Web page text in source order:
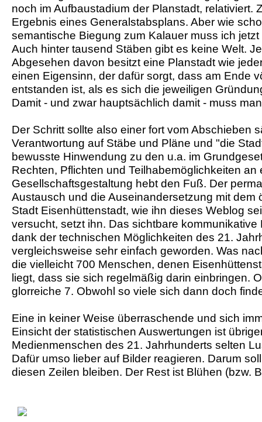
noch im Aufbaustadium der Planstadt, relativiert.
Ergebnis eines Generalstabsplans. Aber wie
semantische Biegung zum Kalauer muss ich
Auch hinter tausend Stäben gibt es keine Welt.
Abgesehen davon besitzt eine Planstadt wie
einen Eigensinn, der dafür sorgt, dass am Ende
entstanden ist, als es sich die jeweiligen
Damit - und zwar hauptsächlich damit - muss
Der Schritt sollte also einer fort vom Abschieben
Verantwortung auf Stäbe und Pläne und "die
bewusste Hinwendung zu den u.a. im
Rechten, Pflichten und Teilhabemöglichkeiten an
Gesellschaftsgestaltung hebt den Fuß. Der
Austausch und die Auseinandersetzung mit dem
Stadt Eisenhüttenstadt, wie ihn dieses Weblog
versucht, setzt ihn. Das sichtbare kommunikative
dank der technischen Möglichkeiten des 21.
vergleichsweise sehr einfach geworden. Was
die vielleicht 700 Menschen, denen
liegt, dass sie sich regelmäßig darin einbringen.
glorreiche 7. Obwohl so viele sich dann doch
Eine in keiner Weise überraschende und sich
Einsicht der statistischen Auswertungen ist
Medienmenschen des 21. Jahrhunderts selten
Dafür umso lieber auf Bilder reagieren. Darum
diesen Zeilen bleiben. Der Rest ist Blühen (bzw.